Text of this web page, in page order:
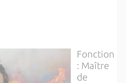
Fonction
: Maître
de